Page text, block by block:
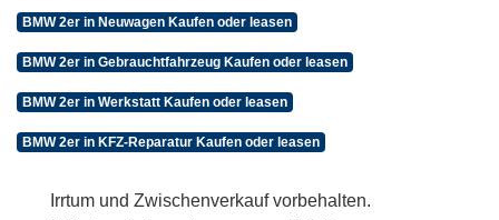
BMW 2er in Neuwagen Kaufen oder leasen
BMW 2er in Gebrauchtfahrzeug Kaufen oder leasen
BMW 2er in Werkstatt Kaufen oder leasen
BMW 2er in KFZ-Reparatur Kaufen oder leasen
Irrtum und Zwischenverkauf vorbehalten.